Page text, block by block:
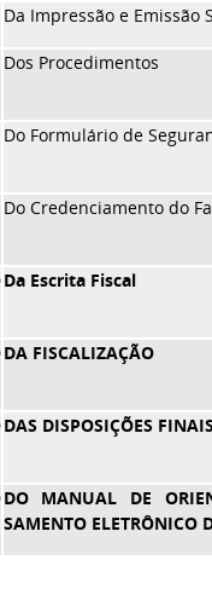
Da Impressão e Emissão
Dos Procedimentos
Do Formulário de
Do Credenciamento do
Da Escrita Fiscal
DA FISCALIZAÇÃO
DAS DISPOSIÇÕES
DO MANUAL DE
SAMENTO ELETRÔNICO